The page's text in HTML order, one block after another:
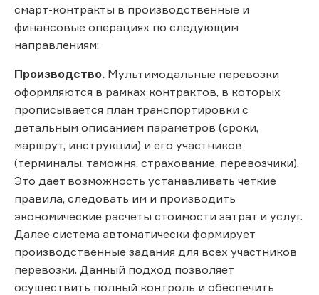
смарт-контракты в производственные и
финансовые операциях по следующим
направлениям:
Производство. Мультимодальные перевозки
оформляются в рамках контрактов, в которых
прописывается план транспортировки с
детальным описанием параметров (сроки,
маршрут, инструкции) и его участников
(терминалы, таможня, страхование, перевозчики).
Это дает возможность устанавливать четкие
правила, следовать им и производить
экономические расчеты стоимости затрат и услуг.
Далее система автоматически формирует
производственные задания для всех участников
перевозки. Данный подход позволяет
осуществить полный контроль и обеспечить